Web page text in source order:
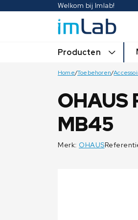
Welkom bij Imlab!
Producten
Home/Toebehoren/
OHAUS
MB45
Merk: OHAUS